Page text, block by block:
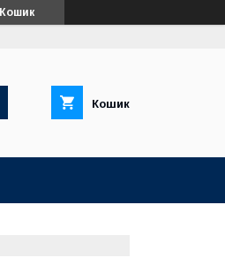
Кошик
Кошик